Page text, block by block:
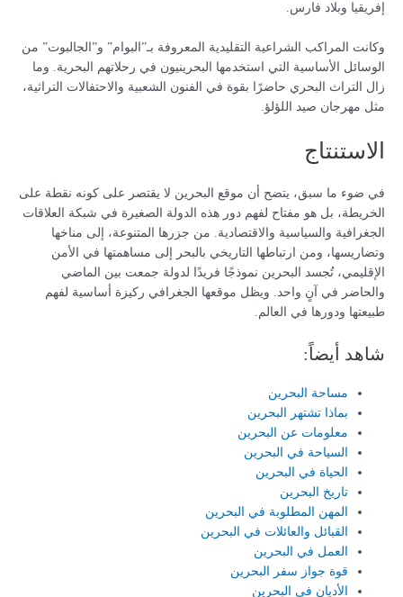
إفريقيا وبلاد فارس.
وكانت المراكب الشراعية التقليدية المعروفة بـ”البوام” و”الجالبوت” من
الوسائل الأساسية التي استخدمها البحرينيون في رحلاتهم البحرية. وما
زال التراث البحري حاضرًا بقوة في الفنون الشعبية والاحتفالات التراثية،
مثل مهرجان صيد اللؤلؤ.
الاستنتاج
في ضوء ما سبق، يتضح أن موقع البحرين لا يقتصر على كونه نقطة على
الخريطة، بل هو مفتاح لفهم دور هذه الدولة الصغيرة في شبكة العلاقات
الجغرافية والسياسية والاقتصادية. من جزرها المتنوعة، إلى مناخها
وتضاريسها، ومن ارتباطها التاريخي بالبحر إلى مساهمتها في الأمن
الإقليمي، تُجسد البحرين نموذجًا فريدًا لدولة جمعت بين الماضي
والحاضر في آنٍ واحد. ويظل موقعها الجغرافي ركيزة أساسية لفهم
طبيعتها ودورها في العالم.
شاهد أيضاً:
مساحة البحرين
بماذا تشتهر البحرين
معلومات عن البحرين
السياحة في البحرين
الحياة في البحرين
تاريخ البحرين
المهن المطلوبة في البحرين
القبائل والعائلات في البحرين
العمل في البحرين
قوة جواز سفر البحرين
الأديان في البحرين